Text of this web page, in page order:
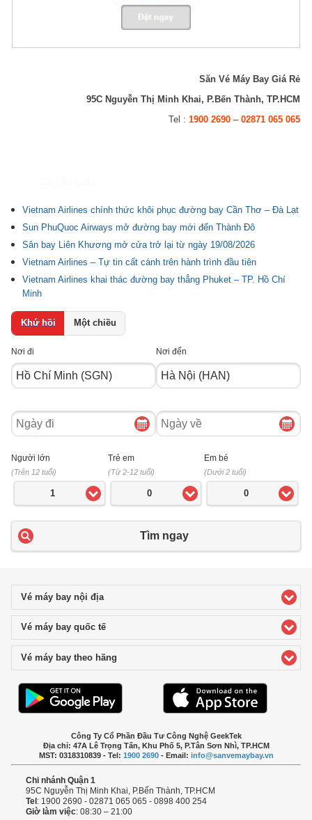
Săn Vé Máy Bay Giá Rẻ
95C Nguyễn Thị Minh Khai, P.Bến Thành, TP.HCM
Tel : 1900 2690– 02871 065 065
Vietnam Airlines chính thức khôi phục đường bay Cần Thơ – Đà Lạt
Sun PhuQuoc Airways mở đường bay mới đến Thành Đô
Sân bay Liên Khương mở cửa trở lại từ ngày 19/08/2026
Vietnam Airlines – Tự tin cất cánh trên hành trình đầu tiên
Vietnam Airlines khai thác đường bay thẳng Phuket – TP. Hồ Chí
Minh
Khứ hồi Một chiều
Nơi đi Nơi đến
Ngày
đi
Ngày
về
Người lớn
(Trên 12 tuổi)
1
Trẻ em
(Từ 2-12 tuổi)
0
Em bé
(Dưới 2 tuổi)
0
Tìm ngay
Vé máy bay nội địaclick to expand contents
Vé máy bay quốc tếclick to expand contents
Vé máy bay theo hãng
Công Ty Cổ Phần Đầu Tư Công Nghệ GeekTek
Địa chỉ: 47A Lê Trọng Tấn, Khu Phố 5, P.Tân Sơn Nhì, TP.HCM
MST: 0318310839 - Tel: 1900 2690- Email: info@sanvemaybay.vn
Chi nhánh Quận 1
95C Nguyễn Thị Minh Khai, P.Bến Thành, TP.HCM
Tel : 1900 2690 - 02871 065 065 - 0898 400 254
Giờ làm việc: 08:30 – 21:00